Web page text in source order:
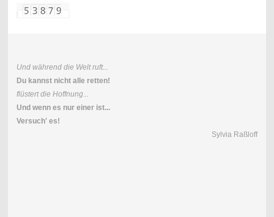
Und während die Welt ruft...
Du kannst nicht alle retten!
flüstert die Hoffnung...
Und wenn es nur einer ist...
Versuch' es!
Sylvia Raßloff